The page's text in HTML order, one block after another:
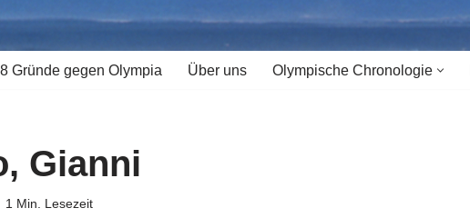
Gründe gegen Olympia Über uns Olympische Chronologie
Gianni
1 Min. Lesezeit